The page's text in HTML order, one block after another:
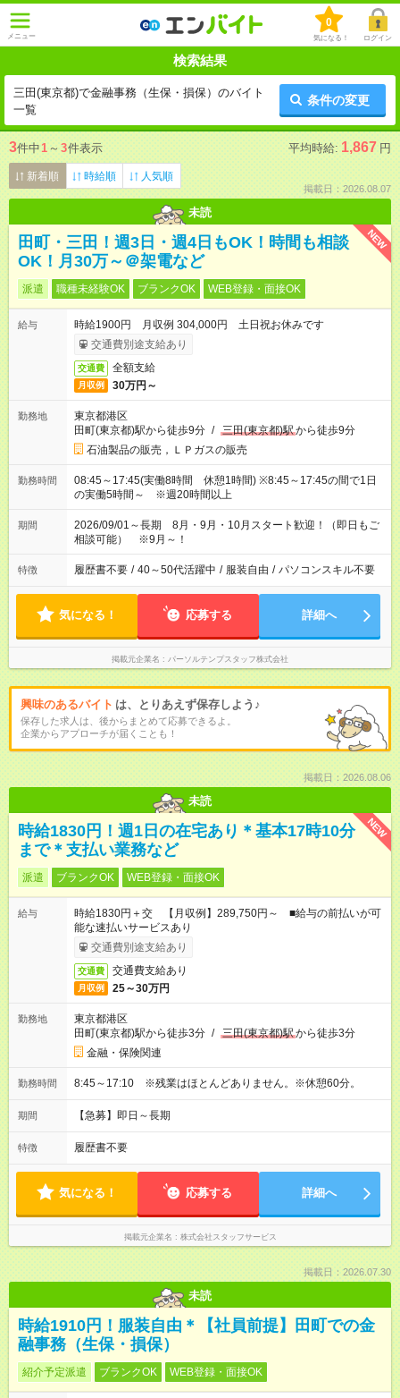
メニュー
0
気になる！ ログイン
検索結果
三田(東京都)で金融事務（生保・損保）のバイト
一覧
条件の変更
3件中1 ～ 3件表示 平均時給: 1,867 円
新着順 時給順 人気順
掲載日：2026.08.07
未読
NEW
田町・三田！週3日・週4日もOK！時間も相談
OK！月30万～＠架電など
派遣 職種未経験OK ブランクOK WEB登録・面接OK
給与
時給1900円 月収例 304,000円 土日祝お休みです
交通費別途支給あり
交通費 全額支給
月収例 30万円～
勤務地
東京都港区
田町(東京都)駅から徒歩9分 / 三田(東京都)駅から徒歩9分
石油製品の販売，ＬＰガスの販売
勤務時間
08:45～17:45(実働8時間 休憩1時間) ※8:45～17:45の間で1日
の実働5時間～ ※週20時間以上
期間
2026/09/01～長期 8月・9月・10月スタート歓迎！（即日もご
相談可能） ※9月～！
特徴 履歴書不要 / 40～50代活躍中 / 服装自由 / パソコンスキル不要
気になる！ 応募する 詳細へ
掲載元企業名 パーソルテンプスタッフ株式会社
興味のあるバイト は、とりあえず保存しよう♪
保存した求人は、後からまとめて応募できるよ。
企業からアプローチが届くことも！
掲載日：2026.08.06
未読
NEW
時給1830円！週1日の在宅あり＊基本17時10分
まで＊支払い業務など
派遣 ブランクOK WEB登録・面接OK
給与
時給1830円＋交 【月収例】289,750円～ ■給与の前払いが可
能な速払いサービスあり
交通費別途支給あり
交通費 交通費支給あり
月収例 25～30万円
勤務地
東京都港区
田町(東京都)駅から徒歩3分 / 三田(東京都)駅から徒歩3分
金融・保険関連
勤務時間 8:45～17:10 ※残業はほとんどありません。※休憩60分。
期間 【急募】即日～長期
特徴 履歴書不要
気になる！ 応募する 詳細へ
掲載元企業名 株式会社スタッフサービス
掲載日：2026.07.30
未読
時給1910円！服装自由＊【社員前提】田町での金
融事務（生保・損保）
紹介予定派遣 ブランクOK WEB登録・面接OK